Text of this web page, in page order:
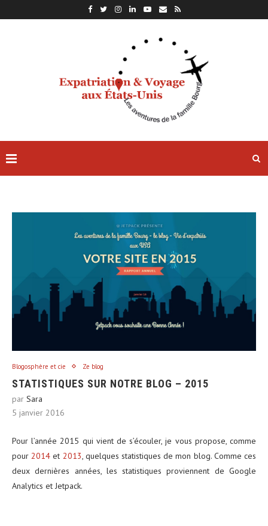
Blogosphère et cie Ze blog
STATISTIQUES SUR NOTRE BLOG – 2015
par Sara
5 janvier 2016
Pour l’année 2015 qui vient de s’écouler, je vous propose, comme
pour 2014 et 2013 , quelques statistiques de mon blog. Comme ces
deux dernières années, les statistiques proviennent de Google
Analytics et Jetpack.